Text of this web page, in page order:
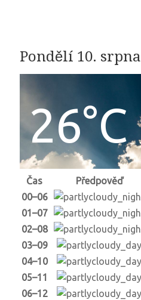
Pondělí 10. srpna
26°C
Čas Předpověď
00–06
01–07
02–08
03–09
04–10
05–11
06–12